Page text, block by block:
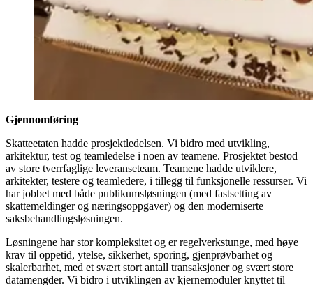
Gjennomføring
Skatteetaten hadde prosjektledelsen. Vi bidro med utvikling,
arkitektur, test og teamledelse i noen av teamene. Prosjektet bestod
av store tverrfaglige leveranseteam. Teamene hadde utviklere,
arkitekter, testere og teamledere, i tillegg til funksjonelle ressurser. Vi
har jobbet med både publikumsløsningen (med fastsetting av
skattemeldinger og næringsoppgaver) og den moderniserte
saksbehandlingsløsningen.
Løsningene har stor kompleksitet og er regelverkstunge, med høye
krav til oppetid, ytelse, sikkerhet, sporing, gjenprøvbarhet og
skalerbarhet, med et svært stort antall transaksjoner og svært store
datamengder. Vi bidro i utviklingen av kjernemoduler knyttet til